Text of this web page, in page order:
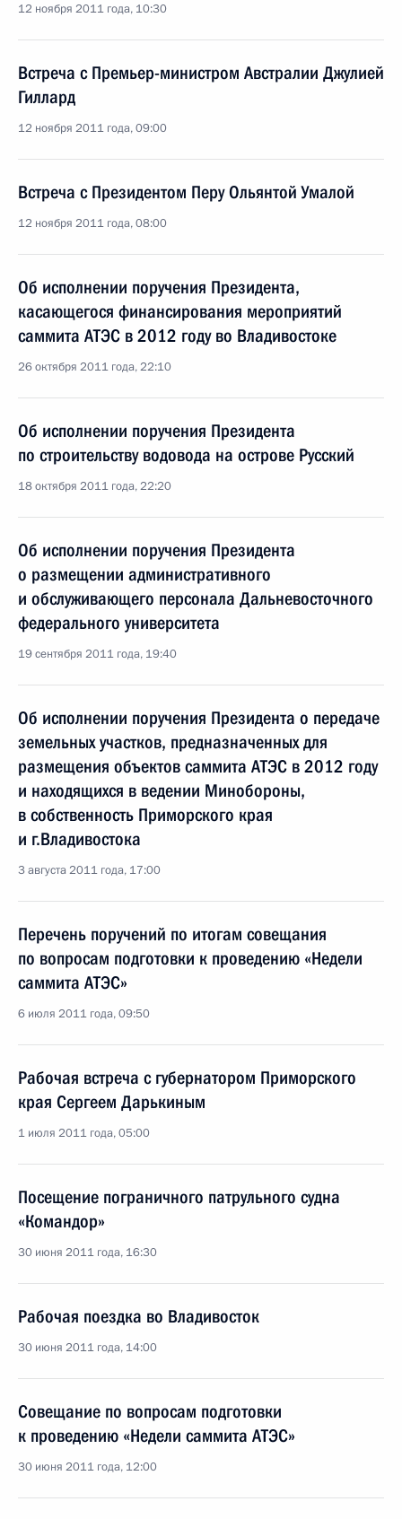
12 ноября 2011 года, 10:30
Встреча с Премьер-министром Австралии Джулией
Гиллард
12 ноября 2011 года, 09:00
Встреча с Президентом Перу Ольянтой Умалой
12 ноября 2011 года, 08:00
Об исполнении поручения Президента,
касающегося финансирования мероприятий
саммита АТЭС в 2012 году во Владивостоке
26 октября 2011 года, 22:10
Об исполнении поручения Президента
по строительству водовода на острове Русский
18 октября 2011 года, 22:20
Об исполнении поручения Президента
о размещении административного
и обслуживающего персонала Дальневосточного
федерального университета
19 сентября 2011 года, 19:40
Об исполнении поручения Президента о передаче
земельных участков, предназначенных для
размещения объектов саммита АТЭС в 2012 году
и находящихся в ведении Минобороны,
в собственность Приморского края
и г.Владивостока
3 августа 2011 года, 17:00
Перечень поручений по итогам совещания
по вопросам подготовки к проведению «Недели
саммита АТЭС»
6 июля 2011 года, 09:50
Рабочая встреча с губернатором Приморского
края Сергеем Дарькиным
1 июля 2011 года, 05:00
Посещение пограничного патрульного судна
«Командор»
30 июня 2011 года, 16:30
Рабочая поездка во Владивосток
30 июня 2011 года, 14:00
Совещание по вопросам подготовки
к проведению «Недели саммита АТЭС»
30 июня 2011 года, 12:00